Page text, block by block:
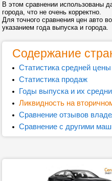
В этом сравнении использованы
города, что не очень корректно.
Для точного сравнения цен авто
указанием года выпуска и города.
Содержание
Статистика средней цены
Статистика продаж
Годы выпуска и их
Ликвидность на
Сравнение отзывов
Сравнение с другими